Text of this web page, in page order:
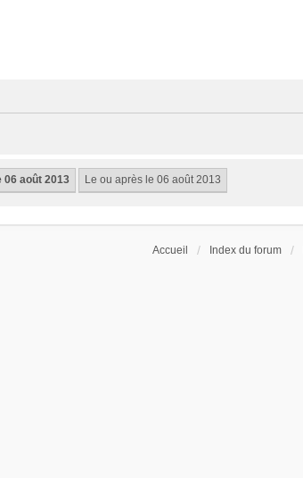
Accueil Index du forum